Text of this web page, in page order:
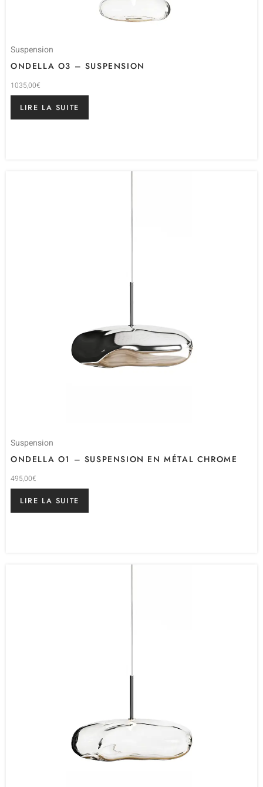
Suspension
ONDELLA O3 – SUSPENSION
1035,00€
LIRE LA SUITE
Suspension
ONDELLA O1 – SUSPENSION EN MÉTAL CHROME
495,00€
LIRE LA SUITE